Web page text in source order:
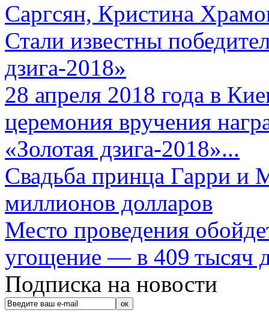
Саргсян, Кристина
Стали известны
дзига-2018»
28 апреля 2018 года в
церемония вручения
«Золотая дзига-2018»...
Свадьба принца Гарри и
миллионов долларов
Место проведения
угощение — в 409 тысяч
Подписка на новости